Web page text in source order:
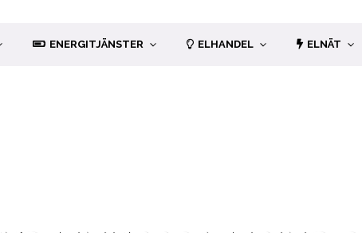
ENERGITJÄNSTER ELHANDEL ELNÄT